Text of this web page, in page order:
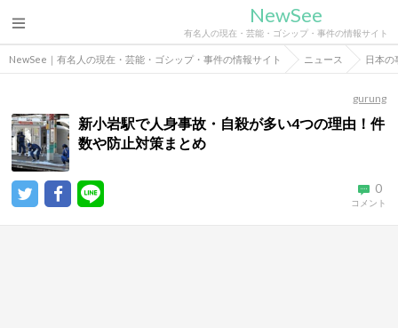
NewSee
有名人の現在・芸能・ゴシップ・事件の情報サイト
NewSee｜有名人の現在・芸能・ゴシップ・事件の情報サイト ニュース 日本の
gurung
新小岩駅で人身事故・自殺が多い4つの理由！件
数や防止対策まとめ
0
コメント